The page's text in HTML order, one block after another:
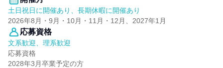
土日祝日に開催あり、長期休暇に開催あり
2026年8月・9月・10月・11月・12月、2027年1月
応募資格
文系歓迎、理系歓迎
応募資格
2028年3月卒業予定の方